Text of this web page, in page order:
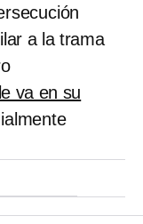
a la trama
va en su